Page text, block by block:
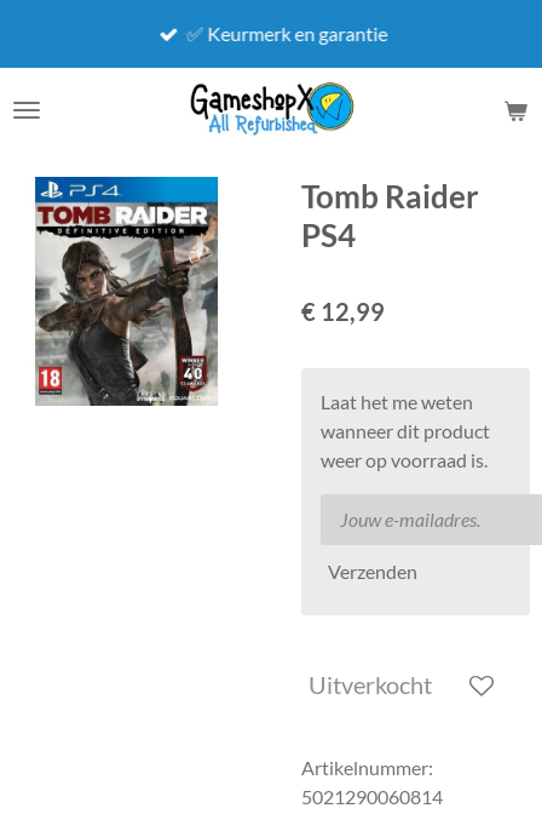
de
✅ Keurmerk en garantie
Tomb Raider
PS4
€ 12,99
Laat het me weten
wanneer dit product
weer op voorraad is.
Verzenden
Uitverkocht
Artikelnummer:
5021290060814